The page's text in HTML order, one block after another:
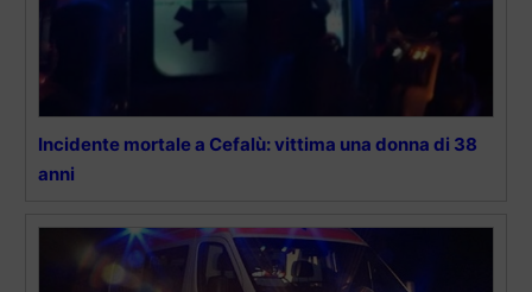
Incidente mortale a Cefalù: vittima una donna di 38
anni